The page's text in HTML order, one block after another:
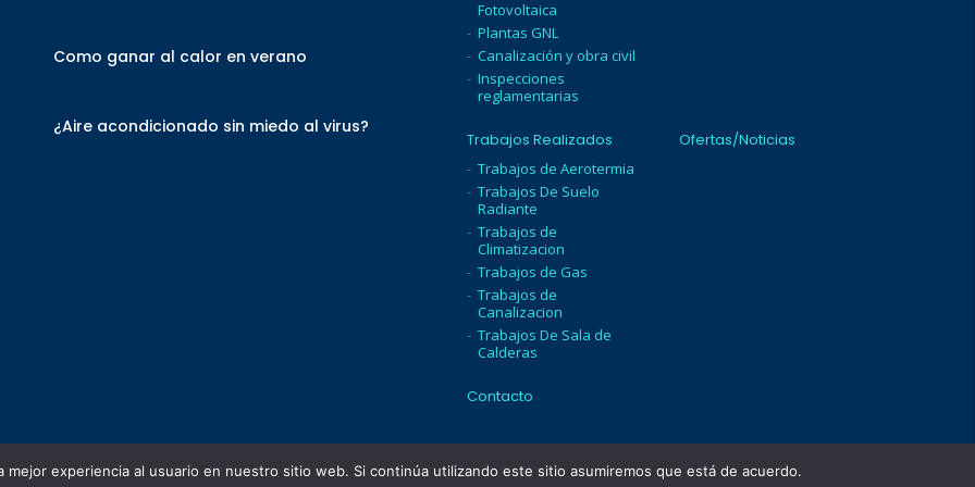
Como ganar al calor en verano
¿Aire acondicionado sin miedo al virus?
Fotovoltaica
Plantas GNL
Canalización y obra civil
Inspecciones
reglamentarias
Trabajos Realizados
Trabajos de Aerotermia
Trabajos De Suelo
Radiante
Trabajos de
Climatizacion
Trabajos de Gas
Trabajos de
Canalizacion
Trabajos De Sala de
Calderas
Ofertas/Noticias
Contacto
mejor experiencia al usuario en nuestro sitio web. Si continúa utilizando este sitio asumiremos que está de acuerdo.